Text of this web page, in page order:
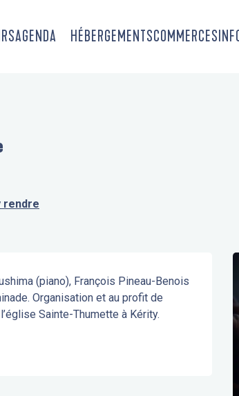
AGENDA HÉBERGEMENTSCOMMERCES
rendre
(piano), François Pineau-Benois
Organisation et au profit de
Sainte-Thumette à Kérity.